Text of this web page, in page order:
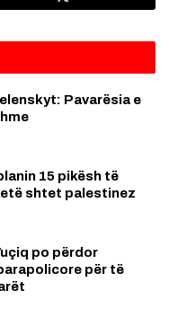
Pavarësia e
15 pikësh të
shtet palestinez
po përdor
për të